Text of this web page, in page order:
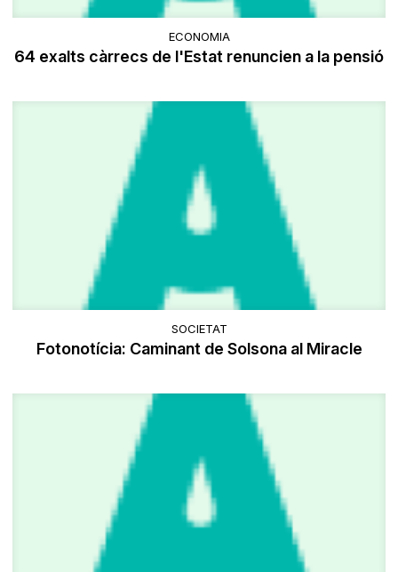
ECONOMIA
64 exalts càrrecs de l'Estat renuncien a la pensió
SOCIETAT
Fotonotícia: Caminant de Solsona al Miracle